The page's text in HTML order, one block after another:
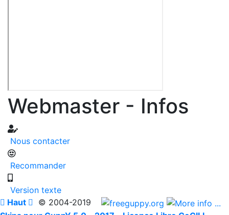
Webmaster - Infos
Nous contacter
Recommander
Version texte
 Haut  © 2004-2019